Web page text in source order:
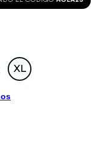
XL